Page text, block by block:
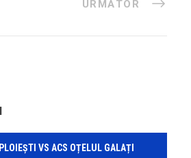
URMĂTOR
VS ACS OȚELUL GALAȚI